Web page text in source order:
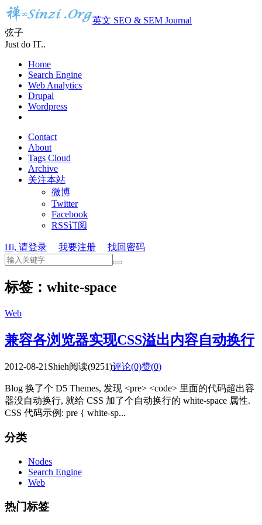
英文 SEO & SEM Journal
弦子
Just do IT..
Home
Search Engine
Web Analytics
Drupal
Wordpress
Contact
About
Tags Cloud
Archive
关注本站
微博
Twitter
Facebook
RSS订阅
Hi, 请登录 我要注册 找回密码
标签：white-space
Web
兼容各浏览器实现CSS溢出内容自动换行
2012-08-21 Shieh阅读(9251)评论(0)赞(0)
Blog 换了个 D5 Themes, 发现 <pre> <code> 里面的代码超出容
器没自动换行, 就给 CSS 加了个自动换行的 white-space 属性.
CSS 代码示例: pre { white-sp...
分类
Nodes
Search Engine
Web
热门标签